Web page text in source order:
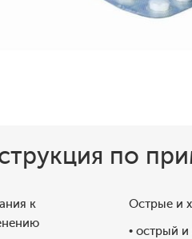
по
к
Острые и
• острый